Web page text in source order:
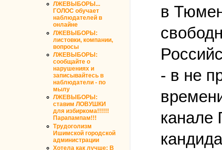
ЛЖЕВЫБОРЫ...
ГОЛОС обучает
наблюдателей в
онлайне
ЛЖЕВЫБОРЫ:
листовки, компании,
вопросы
ЛЖЕВЫБОРЫ:
сообщайте о
нарушениях и
записывайтесь в
наблюдатели - по
мылу
ЛЖЕВЫБОРЫ:
ставим ЛОВУШКИ
для избиркома!!!!!!
Парапампам!!!
Трудоголизм
Ишимской городской
администрации
Хотела как лучше: В
в
- в не
канале